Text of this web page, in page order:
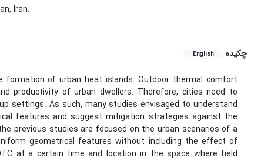
Iran.
چکیده
English
of urban heat islands. Outdoor thermal comfort
productivity of urban dwellers. Therefore, cities need to
settings. As such, many studies envisaged to understand
features and suggest mitigation strategies against the
previous studies are focused on the urban scenarios of a
geometrical features without including the effect of
at a certain time and location in the space where field